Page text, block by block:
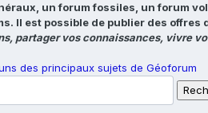
un forum fossiles, un forum
Il est possible de publier des
partager vos connaissances, vivre
des principaux sujets de Géoforum